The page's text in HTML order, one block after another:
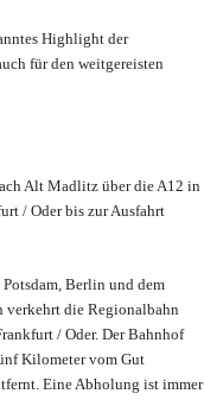
Highlight der
für den weitgereisten
Alt Madlitz über die A12 in
/ Oder bis zur Ausfahrt
Berlin und dem
verkehrt die Regionalbahn
/ Oder. Der Bahnhof
Kilometer vom Gut
Eine Abholung ist immer